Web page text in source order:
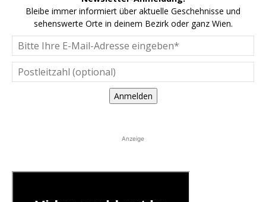
Bleibe immer informiert über aktuelle Geschehnisse und
sehenswerte Orte in deinem Bezirk oder ganz Wien.
Anmelden
Anzeige